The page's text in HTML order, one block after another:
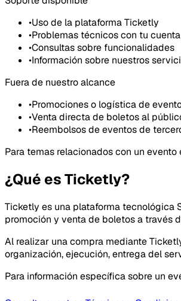
•Uso de la plataforma Ticketly
•Problemas técnicos con tu cuenta
•Consultas sobre funcionalidades
•Información sobre nuestros
Fuera de nuestro alcance
•Promociones o logística de
•Venta directa de boletos al
•Reembolsos de eventos de
Para temas relacionados con un
¿Qué es Ticketly?
Ticketly es una plataforma tecnológica
promoción y venta de boletos a través
Al realizar una compra mediante
organización, ejecución, entrega del
Para información específica sobre un